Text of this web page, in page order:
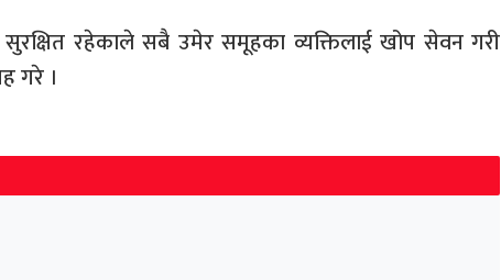
रहेकाले सबै उमेर समूहका व्यक्तिलाई खोप सेवन गरी
गरे ।